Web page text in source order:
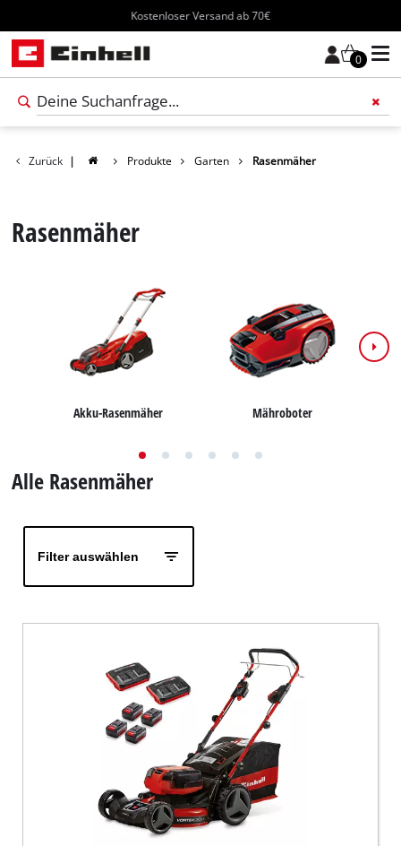
Kostenloser Versand ab 70€
0
English
Zurück | Produkte Garten Rasenmäher
Rasenmäher
Akku-Rasenmäher Mähroboter
Alle Rasenmäher
Filter auswählen